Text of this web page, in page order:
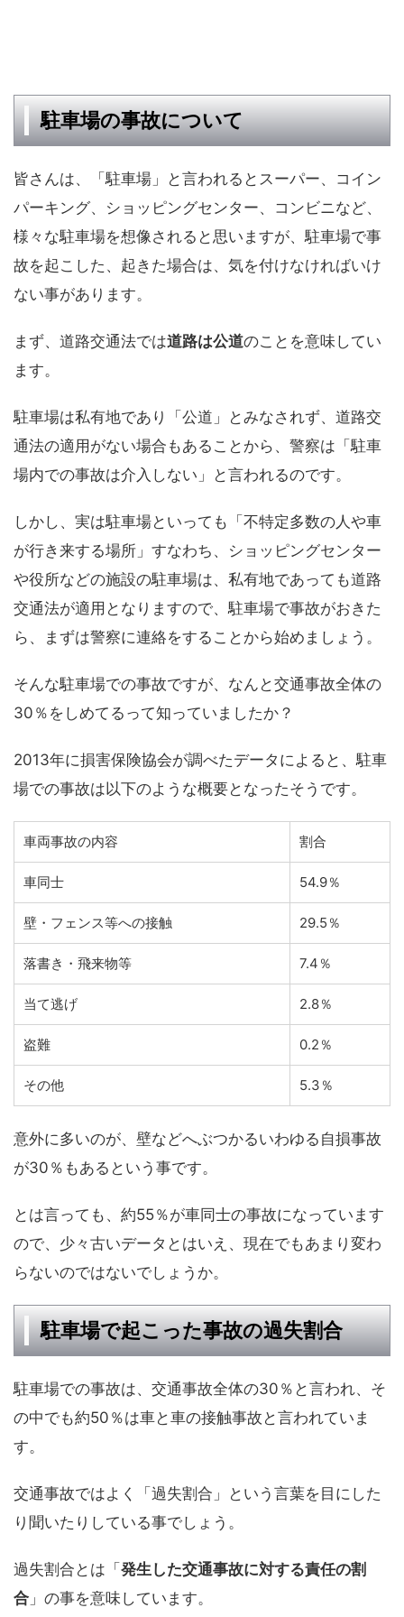
駐車場の事故について
皆さんは、「駐車場」と言われるとスーパー、コイン
パーキング、ショッピングセンター、コンビニなど、
様々な駐車場を想像されると思いますが、駐車場で事
故を起こした、起きた場合は、気を付けなければいけ
ない事があります。
まず、道路交通法では道路は公道のことを意味してい
ます。
駐車場は私有地であり「公道」とみなされず、道路交
通法の適用がない場合もあることから、警察は「駐車
場内での事故は介入しない」と言われるのです。
しかし、実は駐車場といっても「不特定多数の人や車
が行き来する場所」すなわち、ショッピングセンター
や役所などの施設の駐車場は、私有地であっても道路
交通法が適用となりますので、駐車場で事故がおきた
ら、まずは警察に連絡をすることから始めましょう。
そんな駐車場での事故ですが、なんと交通事故全体の
30％をしめてるって知っていましたか？
2013年に損害保険協会が調べたデータによると、駐車
場での事故は以下のような概要となったそうです。
車両事故の内容 割合
車同士 54.9％
壁・フェンス等への接触 29.5％
落書き・飛来物等 7.4％
当て逃げ 2.8％
盗難 0.2％
その他 5.3％
意外に多いのが、壁などへぶつかるいわゆる自損事故
が30％もあるという事です。
とは言っても、約55％が車同士の事故になっています
ので、少々古いデータとはいえ、現在でもあまり変わ
らないのではないでしょうか。
駐車場で起こった事故の過失割合
駐車場での事故は、交通事故全体の30％と言われ、そ
の中でも約50％は車と車の接触事故と言われていま
す。
交通事故ではよく「過失割合」という言葉を目にした
り聞いたりしている事でしょう。
過失割合とは「発生した交通事故に対する責任の割
合 」の事を意味しています。